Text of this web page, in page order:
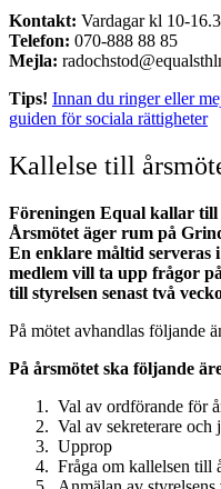
Kontakt: Vardagar kl 10-
Telefon: 070-888 88 85
Mejla:
Tips! Innan du ringer eller
guiden för sociala rättigheter
Kallelse till
Föreningen Equal kallar till
Årsmötet äger rum på
En enklare måltid serveras
medlem vill ta upp frågor
till styrelsen senast två
På mötet avhandlas följande
På årsmötet ska följande
Val av ordförande för
Val av sekreterare och
Upprop
Fråga om kallelsen till